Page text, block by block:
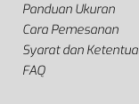
Panduan Ukuran
Cara Pemesanan
Syarat dan
FAQ